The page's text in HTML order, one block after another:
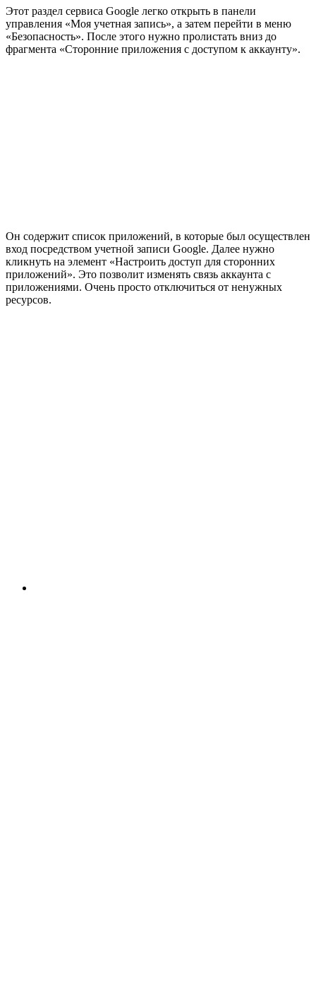
Этот раздел сервиса Google легко открыть в панели
управления «Моя учетная запись», а затем перейти в меню
«Безопасность». После этого нужно пролистать вниз до
фрагмента «Сторонние приложения с доступом к аккаунту».
Он содержит список приложений, в которые был осуществлен
вход посредством учетной записи Google. Далее нужно
кликнуть на элемент «Настроить доступ для сторонних
приложений». Это позволит изменять связь аккаунта с
приложениями. Очень просто отключиться от ненужных
ресурсов.